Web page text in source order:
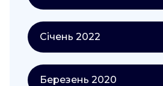
Січень 2022
Березень 2020